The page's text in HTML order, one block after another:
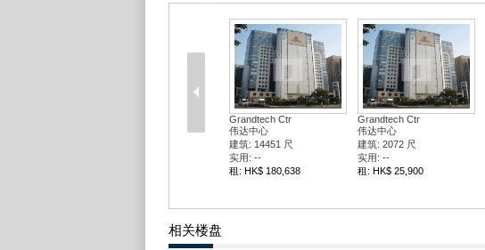
Grandtech Ctr
伟达中心
建筑: 14451 尺
实用: --
租: HK$ 180,638
Grandtech Ctr
伟达中心
建筑: 2072 尺
实用: --
租: HK$ 25,900
相关楼盘